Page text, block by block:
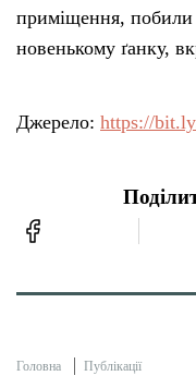
приміщення,
новенькому ґанку,
Джерело: https://
Головна Публікації